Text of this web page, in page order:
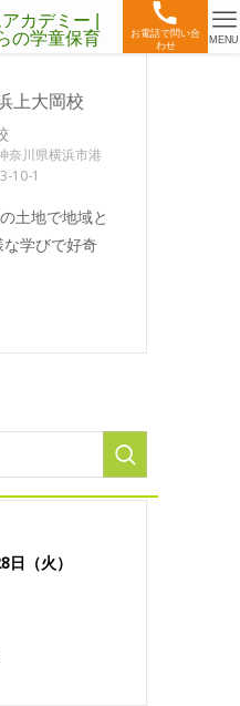
お電話で問い合
わせ
MENU
奈川県横浜市港
10-1
土地で地域と
学びで好奇
（火）